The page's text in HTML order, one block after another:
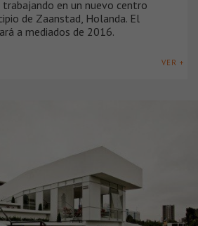
en un nuevo centro
de Zaanstad, Holanda. El
a mediados de 2016.
VER +